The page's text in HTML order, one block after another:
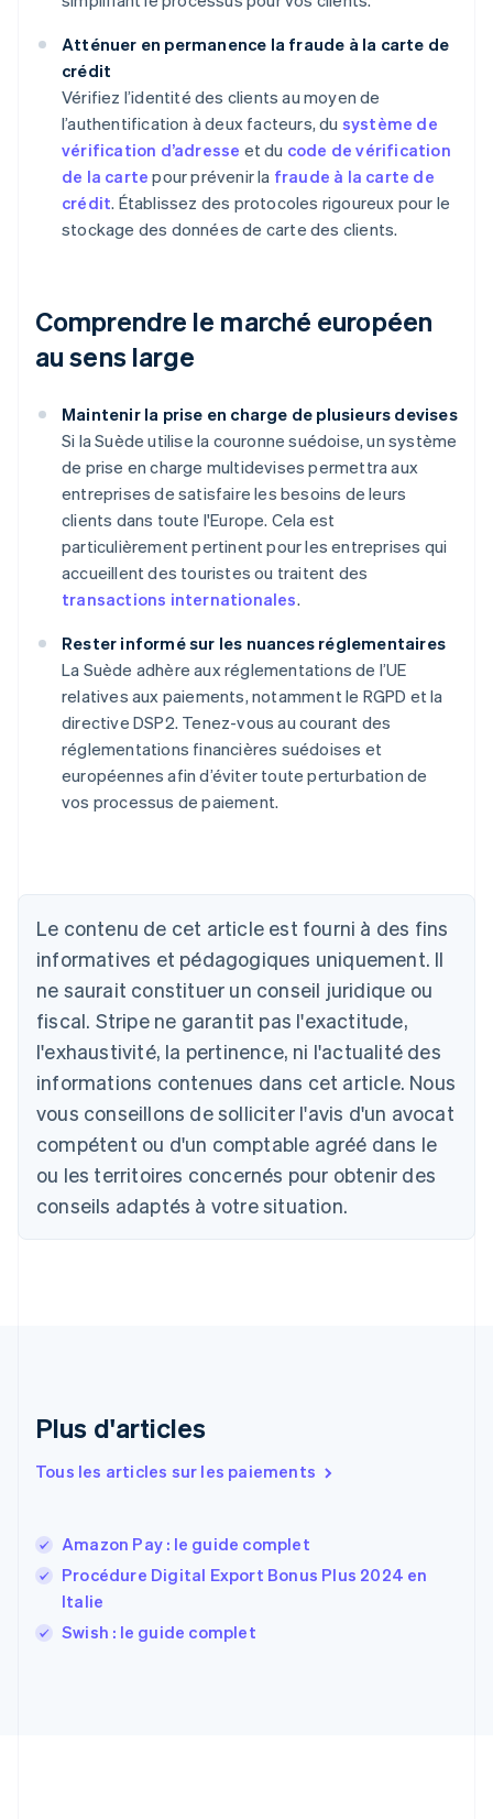
Atténuer en permanence la fraude à la carte de
crédit
Vérifiez l’identité des clients au moyen de
l’authentification à deux facteurs, du système de
vérification d’adresse et du code de vérification
de la carte pour prévenir la fraude à la carte de
crédit. Établissez des protocoles rigoureux pour le
stockage des données de carte des clients.
Comprendre le marché européen
au sens large
Maintenir la prise en charge de plusieurs devises
Si la Suède utilise la couronne suédoise, un système
de prise en charge multidevises permettra aux
entreprises de satisfaire les besoins de leurs
clients dans toute l'Europe. Cela est
particulièrement pertinent pour les entreprises qui
accueillent des touristes ou traitent des
transactions internationales.
Rester informé sur les nuances réglementaires
La Suède adhère aux réglementations de l’UE
relatives aux paiements, notamment le RGPD et la
directive DSP2. Tenez-vous au courant des
réglementations financières suédoises et
européennes afin d’éviter toute perturbation de
vos processus de paiement.
Le contenu de cet article est fourni à des fins
informatives et pédagogiques uniquement. Il
ne saurait constituer un conseil juridique ou
fiscal. Stripe ne garantit pas l'exactitude,
l'exhaustivité, la pertinence, ni l'actualité des
informations contenues dans cet article. Nous
vous conseillons de solliciter l'avis d'un avocat
compétent ou d'un comptable agréé dans le
ou les territoires concernés pour obtenir des
conseils adaptés à votre situation.
Plus d'articles
Tous les articles sur les paiements
Amazon Pay : le guide complet
Procédure Digital Export Bonus Plus 2024 en
Italie
Swish : le guide complet
DeutschEnglish
Belgique
Brésil
PortuguêsEnglish
Bulgarie
English
Canada
EnglishFrançais
简体中文English
Chypre
English
Croatie
EnglishItaliano
English
EnglishEspañol简体中文
France
English
Gibraltar
English
Grèce